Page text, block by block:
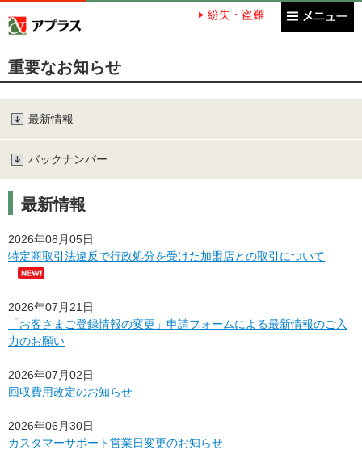
アプラス SBI新生銀行グループ紛失・盗難
重要なお知らせ
最新情報
バックナンバー
最新情報
2026年08月05日
特定商取引法違反で行政処分を受けた加盟店との取引について
2026年07月21日
「お客さまご登録情報の変更」申請フォームによる最新情報のご入
力のお願い
2026年07月02日
回収費用改定のお知らせ
2026年06月30日
カスタマーサポート営業日変更のお知らせ